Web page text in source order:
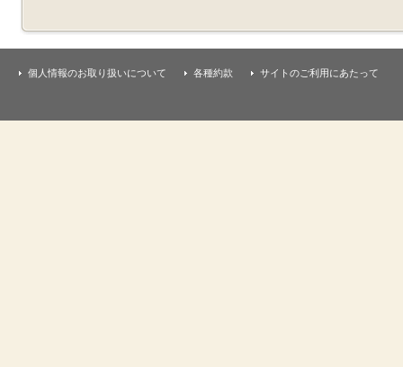
個人情報のお取り扱いについて 各種約款 サイトのご利用にあたって